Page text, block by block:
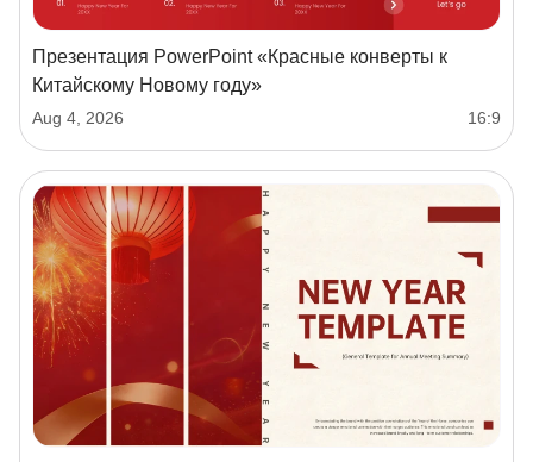
Презентация PowerPoint «Красные конверты к
Китайскому Новому году»
Aug 4, 2026 16:9